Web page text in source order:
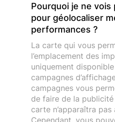
Pourquoi je ne vois
pour géolocaliser
performances ?
La carte qui vous
l’emplacement des
uniquement
campagnes
campagnes vous
de faire de la
carte n’apparaîtra pas